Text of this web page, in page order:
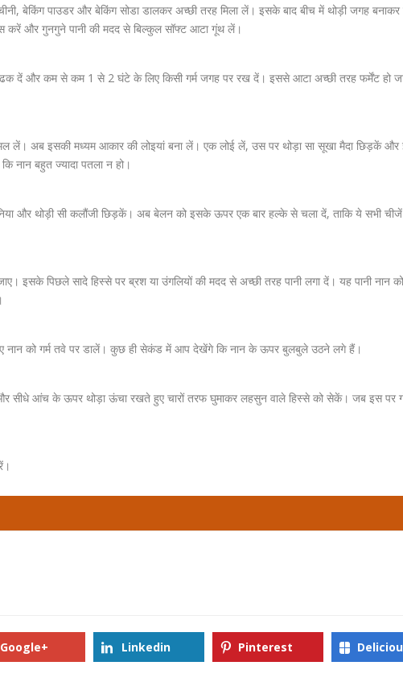
बेकिंग पाउडर और बेकिंग सोडा डालकर अच्छी तरह मिला लें। इसके बाद बीच में थोड़ी जगह
करें और गुनगुने पानी की मदद से बिल्कुल सॉफ्ट आटा गूंथ लें।
दें और कम से कम 1 से 2 घंटे के लिए किसी गर्म जगह पर रख दें। इससे आटा अच्छी तरह फर्मेंट हो
लें। अब इसकी मध्यम आकार की लोइयां बना लें। एक लोई लें, उस पर थोड़ा सा सूखा मैदा छिड़कें
नान बहुत ज्यादा पतला न हो।
और थोड़ी सी कलौंजी छिड़कें। अब बेलन को इसके ऊपर एक बार हल्के से चला दें, ताकि ये सभी
इसके पिछले सादे हिस्से पर ब्रश या उंगलियों की मदद से अच्छी तरह पानी लगा दें। यह पानी नान
नान को गर्म तवे पर डालें। कुछ ही सेकंड में आप देखेंगे कि नान के ऊपर बुलबुले उठने लगे हैं।
सीधे आंच के ऊपर थोड़ा ऊंचा रखते हुए चारों तरफ घुमाकर लहसुन वाले हिस्से को सेकें। जब इस पर
Google+ Linkedin Pinterest